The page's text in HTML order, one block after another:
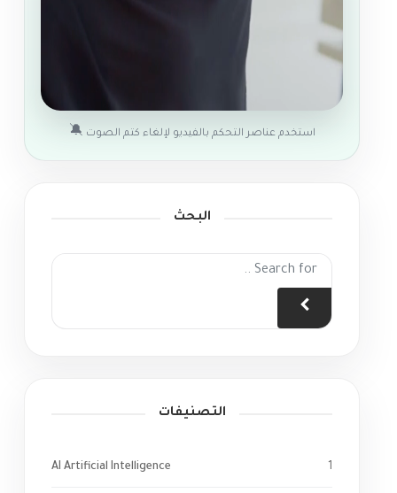
استخدم عناصر التحكم بالفيديو لإلغاء كتم الصوت 🔕
البحث
التصنيفات
AI Artificial Intelligence 1